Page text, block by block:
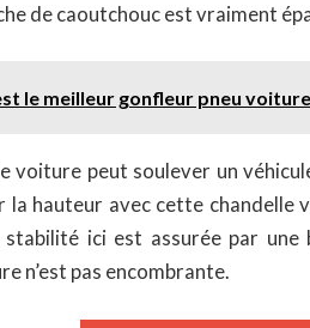
de caoutchouc est vraiment
le meilleur gonfleur pneu
voiture peut soulever un
la hauteur avec cette chandelle
ici est assurée par
n’est pas encombrante.